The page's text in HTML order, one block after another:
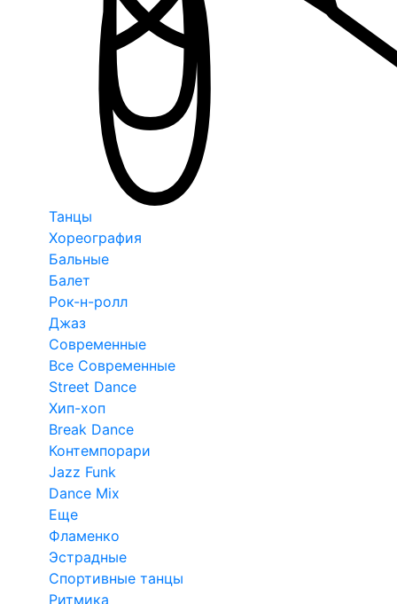
Танцы
Хореография
Бальные
Балет
Рок-н-ролл
Джаз
Современные
Все Современные
Street Dance
Хип-хоп
Break Dance
Контемпорари
Jazz Funk
Dance Mix
Еще
Фламенко
Эстрадные
Спортивные танцы
Ритмика